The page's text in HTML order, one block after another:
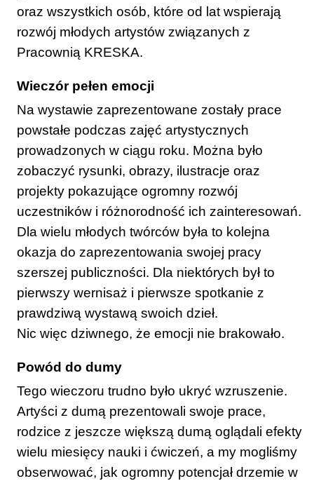
oraz wszystkich osób, które od lat wspierają
rozwój młodych artystów związanych z
Pracownią KRESKA.
Wieczór pełen emocji
Na wystawie zaprezentowane zostały prace
powstałe podczas zajęć artystycznych
prowadzonych w ciągu roku. Można było
zobaczyć rysunki, obrazy, ilustracje oraz
projekty pokazujące ogromny rozwój
uczestników i różnorodność ich zainteresowań.
Dla wielu młodych twórców była to kolejna
okazja do zaprezentowania swojej pracy
szerszej publiczności. Dla niektórych był to
pierwszy wernisaż i pierwsze spotkanie z
prawdziwą wystawą swoich dzieł.
Nic więc dziwnego, że emocji nie brakowało.
Powód do dumy
Tego wieczoru trudno było ukryć wzruszenie.
Artyści z dumą prezentowali swoje prace,
rodzice z jeszcze większą dumą oglądali efekty
wielu miesięcy nauki i ćwiczeń, a my mogliśmy
obserwować, jak ogromny potencjał drzemie w